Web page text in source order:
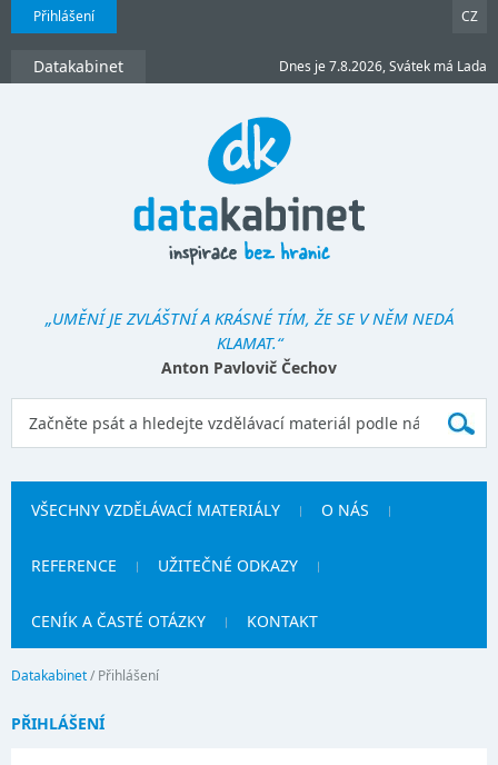
Přihlášení CZ
Datakabinet Dnes je 7.8.2026, Svátek má Lada
„UMĚNÍ JE ZVLÁŠTNÍ A KRÁSNÉ TÍM, ŽE SE V NĚM NEDÁ
KLAMAT.“
Anton Pavlovič Čechov
VŠECHNY VZDĚLÁVACÍ MATERIÁLY O NÁS
REFERENCE UŽITEČNÉ ODKAZY
CENÍK A ČASTÉ OTÁZKY KONTAKT
Datakabinet/ Přihlášení
PŘIHLÁŠENÍ